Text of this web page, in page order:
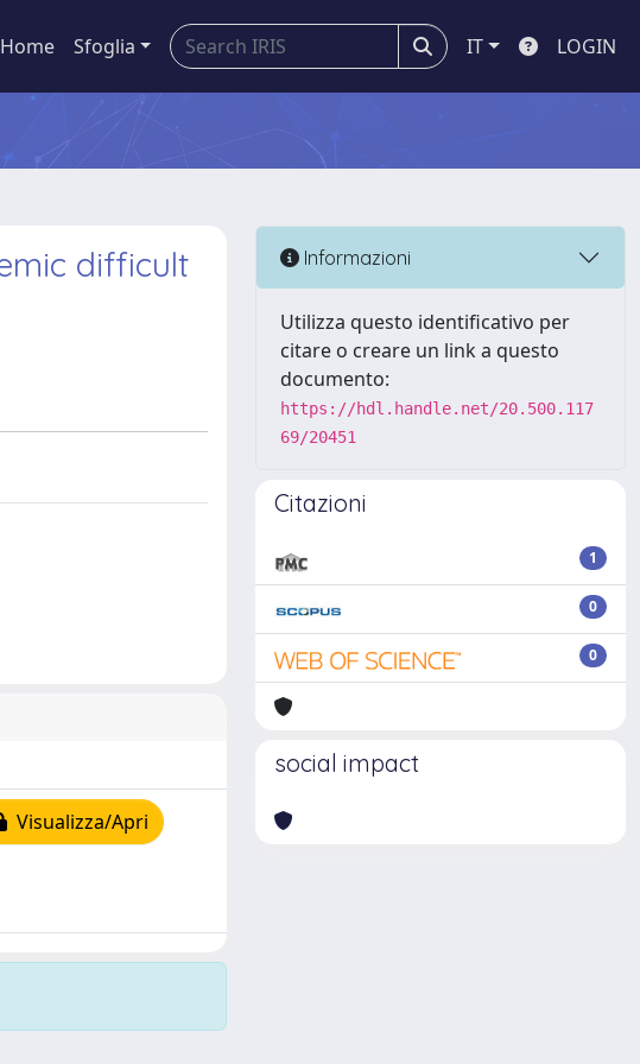
Home Sfoglia IT LOGIN
difficult
Visualizza/Apri
Informazioni
Utilizza questo identificativo per
citare o creare un link a questo
documento:
https://hdl.handle.net/20.500.117
69/20451
Citazioni
1
0
0
social impact